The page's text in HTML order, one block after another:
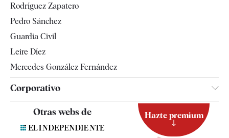
Televisión
Rodríguez Zapatero
Pedro Sánchez
Guardia Civil
Leire Díez
Mercedes González Fernández
Corporativo
Contacto
Otras webs de Hazte premium